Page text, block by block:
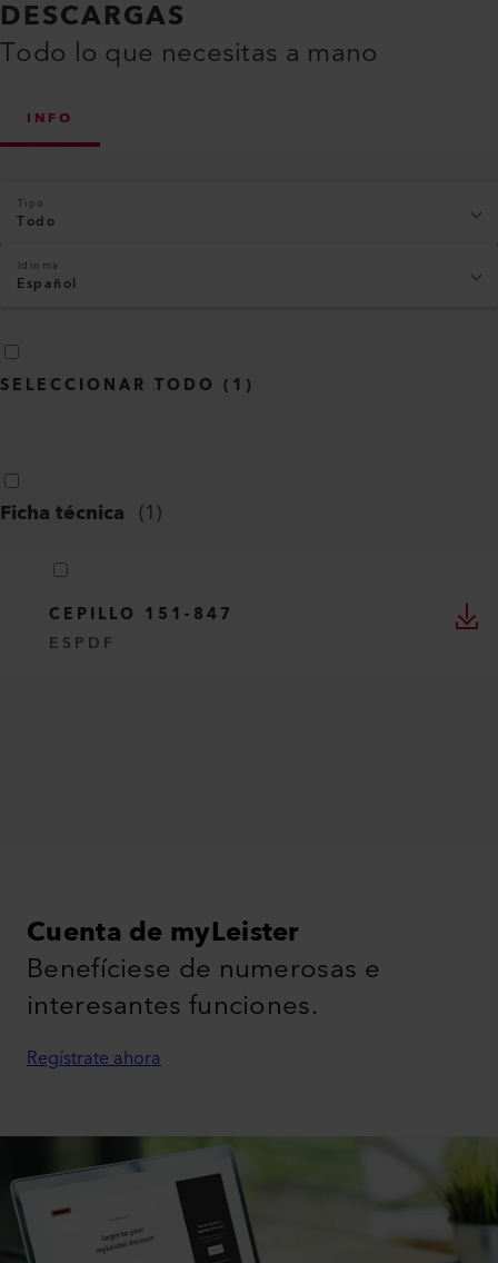
DESCARGAS
Todo lo que necesitas a mano
INFO
Tipo
Todo
Idioma
Español
SELECCIONAR TODO ( 1 )
Ficha técnica (1)
CEPILLO 151-847
ES PDF
Cuenta de myLeister
Benefíciese de numerosas e
interesantes funciones.
Regístrate ahora